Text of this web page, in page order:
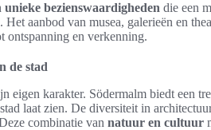
unieke bezienswaardigheden die een
Het aanbod van musea, galerieën en
ontspanning en verkenning.
de stad
eigen karakter. Södermalm biedt een
laat zien. De diversiteit in
combinatie van natuur en cultuur